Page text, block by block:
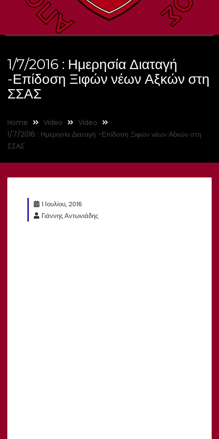
1/7/2016 : Ημερησία Διαταγή
-Επίδοση Ξιφών νέων Αξκών στη
ΣΣΑΣ
Home Video
Video
1/7/2016 : Ημερησία Διαταγή -Επίδοση Ξιφών νέων Αξκών στη
ΣΣΑΣ
1 Ιουλίου, 2016
Γιάννης Αντωνιάδης